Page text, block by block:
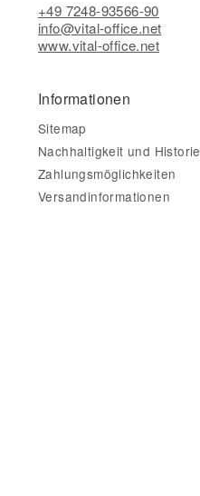
+49 7248-93566-90
info@vital-office.net
www.vital-office.net
Informationen
Sitemap
Nachhaltigkeit und Historie
Zahlungsmöglichkeiten
Versandinformationen